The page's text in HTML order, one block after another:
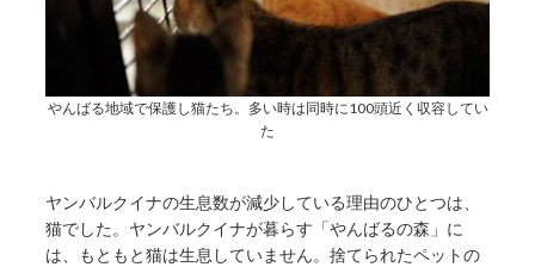
やんばる地域で保護し猫たち。多い時は同時に100頭近く収容してい
た
ヤンバルクイナの生息数が減少している理由のひとつは、
猫でした。ヤンバルクイナが暮らす「やんばるの森」に
は、もともと猫は生息していません。捨てられたペットの